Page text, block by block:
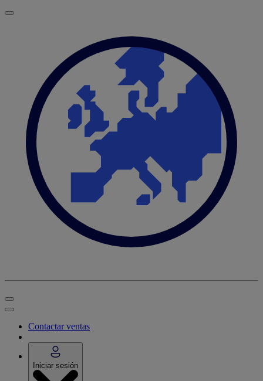
Contactar ventas
Iniciar sesión